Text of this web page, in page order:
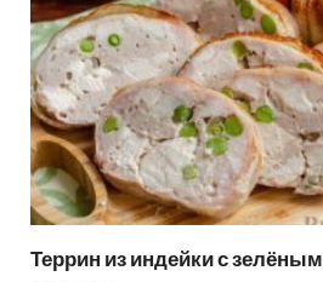
Террин из индейки с